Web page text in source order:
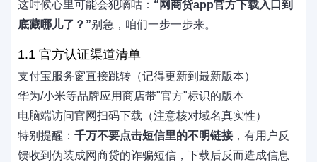
这时候心里可能会犯嘀咕： “网商贷app官方下载入口到
底藏哪儿了？”别急，咱们一步一步来。
1.1 官方认证渠道清单
支付宝服务窗直接跳转（记得更新到最新版本）
华为/小米等品牌应用商店带"官方"标识的版本
电脑端访问官网扫码下载（注意核对域名真实性）
特别提醒： 千万不要点击短信里的不明链接，有用户反
馈收到伪装成网商贷的诈骗短信，下载后反而造成信息